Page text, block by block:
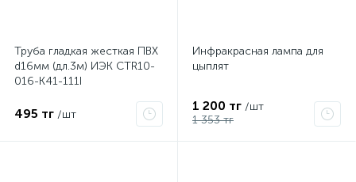
Труба гладкая жесткая ПВХ
d16мм (дл.3м) ИЭК CTR10-
016-K41-111I
495 тг /шт
Инфракрасная лампа для
цыплят
1 200 тг /шт
1 353 тг